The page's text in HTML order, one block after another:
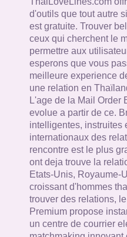
d'outils que tout autre
est gratuite. Trouver
ceux qui cherchent le
permettre aux
esperons que vous
meilleure experience
une relation en
L'age de la Mail Order
evolue a partir de ce.
intelligentes, instruites
internationaux des
rencontre est le plus
ont deja trouve la
Etats-Unis, Royaume-
croissant d'hommes
trouver des relations,
Premium propose
un centre de courrier